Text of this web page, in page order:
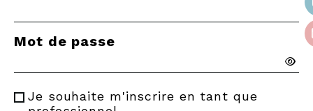
Mot de passe
Je souhaite m'inscrire en tant que